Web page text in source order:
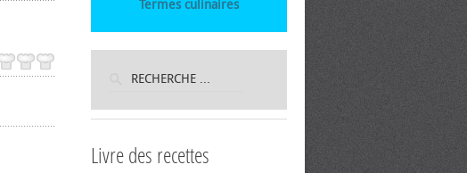
Termes culinaires
Livre des recettes